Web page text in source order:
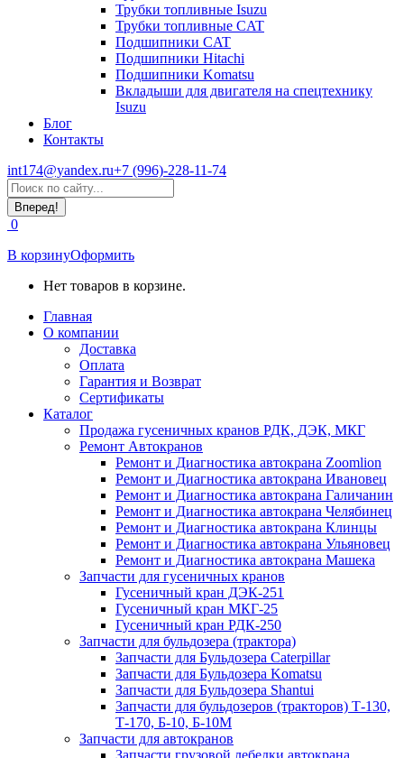
Трубки топливные Isuzu
Трубки топливные CAT
Подшипники CAT
Подшипники Hitachi
Подшипники Komatsu
Вкладыши для двигателя на спецтехнику
Isuzu
Блог
Контакты
int174@yandex.ru+7 (996)-228-11-74
Страница
WhatsApp
открывается
в
новом
окне
Поиск:
0
В корзинуОформить
Нет товаров в корзине.
Главная
О компании
Доставка
Оплата
Гарантия и Возврат
Сертификаты
Каталог
Продажа гусеничных кранов РДК, ДЭК, МКГ
Ремонт Автокранов
Ремонт и Диагностика автокрана Zoomlion
Ремонт и Диагностика автокрана Ивановец
Ремонт и Диагностика автокрана Галичанин
Ремонт и Диагностика автокрана Челябинец
Ремонт и Диагностика автокрана Клинцы
Ремонт и Диагностика автокрана Ульяновец
Ремонт и Диагностика автокрана Машека
Запчасти для гусеничных кранов
Гусеничный кран ДЭК-251
Гусеничный кран МКГ-25
Гусеничный кран РДК-250
Запчасти для бульдозера (трактора)
Запчасти для Бульдозера Caterpillar
Запчасти для Бульдозера Komatsu
Запчасти для Бульдозера Shantui
Запчасти для бульдозеров (тракторов) Т-130,
Т-170, Б-10, Б-10М
Запчасти для автокранов
Запчасти грузовой лебедки автокрана